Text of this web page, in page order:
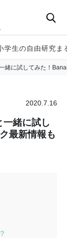
学生の自由研究ま
緒に試してみた！
2020.7.16
緒に試し
最新情報も